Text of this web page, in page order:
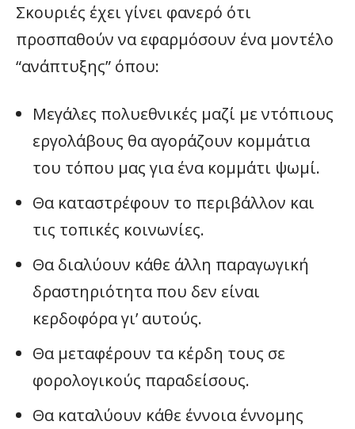
Σκουριές έχει γίνει φανερό ότι
προσπαθούν να εφαρμόσουν ένα μοντέλο
“ανάπτυξης” όπου:
Μεγάλες πολυεθνικές μαζί με ντόπιους
εργολάβους θα αγοράζουν κομμάτια
του τόπου μας για ένα κομμάτι ψωμί.
Θα καταστρέφουν το περιβάλλον και
τις τοπικές κοινωνίες.
Θα διαλύουν κάθε άλλη παραγωγική
δραστηριότητα που δεν είναι
κερδοφόρα γι’ αυτούς.
Θα μεταφέρουν τα κέρδη τους σε
φορολογικούς παραδείσους.
Θα καταλύουν κάθε έννοια έννομης